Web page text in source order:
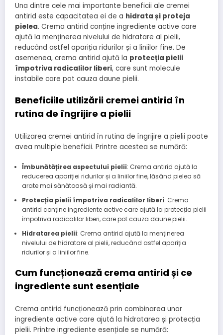
Una dintre cele mai importante beneficii ale cremei
antirid este capacitatea ei de a hidrata și proteja
pielea. Crema antirid conține ingrediente active care
ajută la menținerea nivelului de hidratare al pielii,
reducând astfel apariția ridurilor și a liniilor fine. De
asemenea, crema antirid ajută la protecția pielii
împotriva radicalilor liberi, care sunt molecule
instabile care pot cauza daune pielii.
Beneficiile utilizării cremei antirid în
rutina de îngrijire a pielii
Utilizarea cremei antirid în rutina de îngrijire a pielii poate
avea multiple beneficii. Printre acestea se numără:
Îmbunătățirea aspectului pielii: Crema antirid ajută la
reducerea apariției ridurilor și a liniilor fine, lăsând pielea să
arate mai sănătoasă și mai radiantă.
Protecția pielii împotriva radicalilor liberi: Crema
antirid conține ingrediente active care ajută la protecția pielii
împotriva radicalilor liberi, care pot cauza daune pielii.
Hidratarea pielii: Crema antirid ajută la menținerea
nivelului de hidratare al pielii, reducând astfel apariția
ridurilor și a liniilor fine.
Cum funcționează crema antirid și ce
ingrediente sunt esențiale
Crema antirid funcționează prin combinarea unor
ingrediente active care ajută la hidratarea și protecția
pielii. Printre ingrediente esențiale se numără: